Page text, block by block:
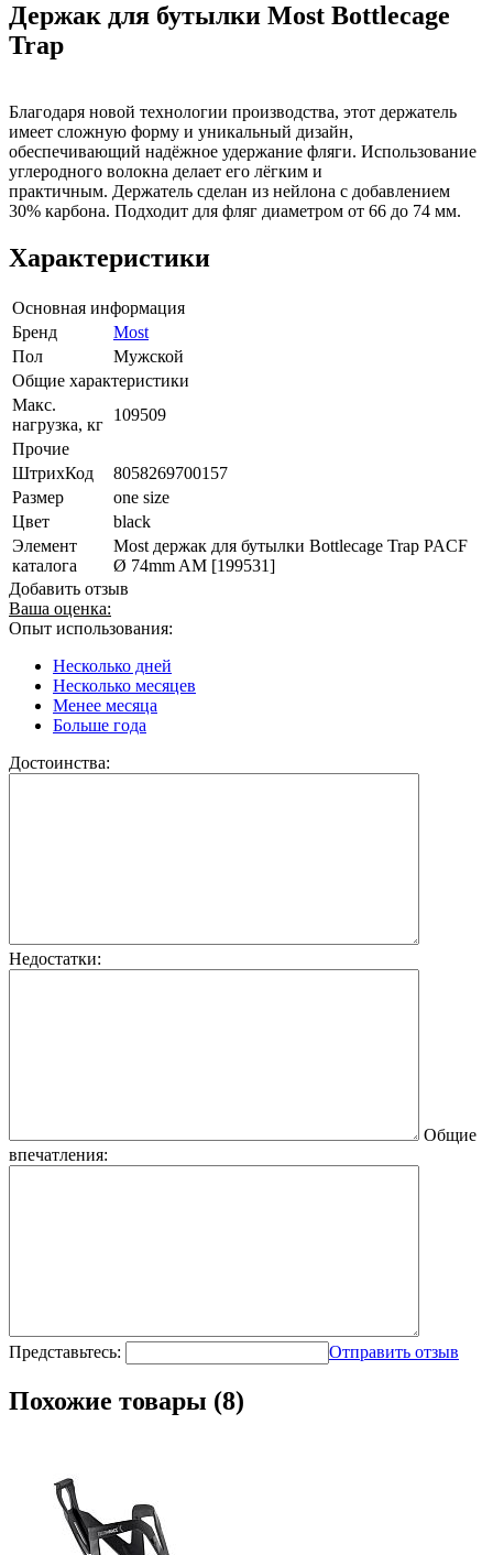
Держак для бутылки Most Bottlecage
Trap
Благодаря новой технологии производства, этот держатель
имеет сложную форму и уникальный дизайн,
обеспечивающий надёжное удержание фляги. Использование
углеродного волокна делает его лёгким и
практичным. Держатель сделан из нейлона с добавлением
30% карбона. Подходит для фляг диаметром от 66 до 74 мм.
Характеристики
Основная информация
Бренд
Most
Пол
Мужской
Общие характеристики
Макс.
нагрузка, кг
109509
Прочие
ШтрихКод
8058269700157
Размер
one size
Цвет
black
Элемент
каталога
Most держак для бутылки Bottlecage Trap PACF
Ø 74mm AM [199531]
Добавить отзыв
Ваша оценка:
Опыт использования:
Несколько дней
Несколько месяцев
Менее месяца
Больше года
Достоинства:
Недостатки:
Общие
впечатления:
Представьтесь: Отправить отзыв
Похожие товары (8)